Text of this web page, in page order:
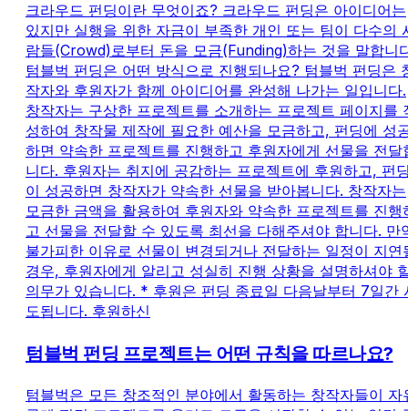
크라우드 펀딩이란 무엇이죠? 크라우드 펀딩은 아이디어는
있지만 실행을 위한 자금이 부족한 개인 또는 팀이 다수의
람들(Crowd)로부터 돈을 모금(Funding)하는 것을 말합니
텀블벅 펀딩은 어떤 방식으로 진행되나요? 텀블벅 펀딩은
작자와 후원자가 함께 아이디어를 완성해 나가는 일입니다.
창작자는 구상한 프로젝트를 소개하는 프로젝트 페이지를
성하여 창작물 제작에 필요한 예산을 모금하고, 펀딩에 성
하면 약속한 프로젝트를 진행하고 후원자에게 선물을 전달
니다. 후원자는 취지에 공감하는 프로젝트에 후원하고, 펀
이 성공하면 창작자가 약속한 선물을 받아봅니다. 창작자는
모금한 금액을 활용하여 후원자와 약속한 프로젝트를 진행
고 선물을 전달할 수 있도록 최선을 다해주셔야 합니다. 만
불가피한 이유로 선물이 변경되거나 전달하는 일정이 지연
경우, 후원자에게 알리고 성실히 진행 상황을 설명하셔야
의무가 있습니다. * 후원은 펀딩 종료일 다음날부터 7일간
도됩니다. 후원하신
텀블벅 펀딩 프로젝트는 어떤 규칙을 따르나요?
텀블벅은 모든 창조적인 분야에서 활동하는 창작자들이 자